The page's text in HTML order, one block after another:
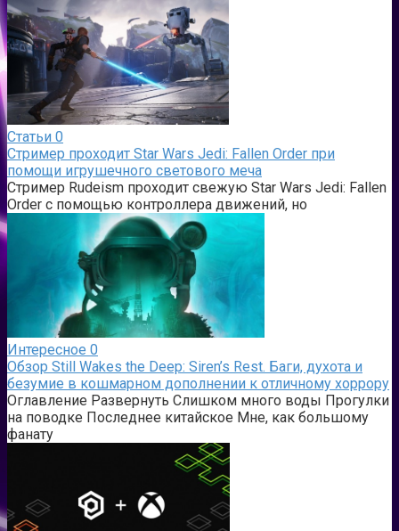
Статьи 0
Стример проходит Star Wars Jedi: Fallen Order при
помощи игрушечного светового меча
Стример Rudeism проходит свежую Star Wars Jedi: Fallen
Order с помощью контроллера движений, но
Интересное 0
Обзор Still Wakes the Deep: Siren’s Rest. Баги, духота и
безумие в кошмарном дополнении к отличному хоррору
Оглавление Развернуть Слишком много воды Прогулки
на поводке Последнее китайское Мне, как большому
фанату